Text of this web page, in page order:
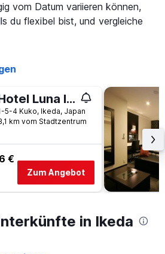
vom Datum variieren können,
du flexibel bist, und vergleiche
Hotel Luna Ikeda - Adults Only
5-4 Kuko, Ikeda, Japan
km vom Stadtzentrum
€
Zum Angebot
in Ikeda